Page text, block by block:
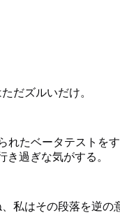
だズルいだけ。
たベータテスト
過ぎな気がする。
私はその段落を逆